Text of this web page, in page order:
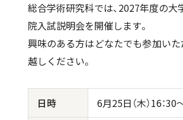
総合学術研究科では、2027年度の
院入試説明会を開催します。
興味のある方はどなたでも参加い
越しください。
日時 6月25日（木）16：30